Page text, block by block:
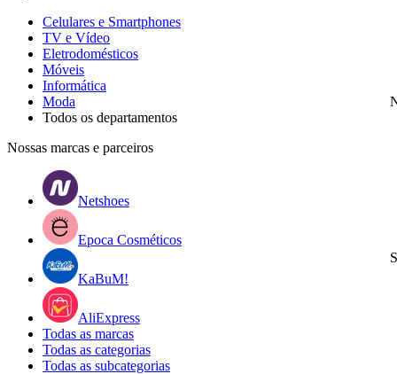
Celulares e Smartphones
TV e Vídeo
Eletrodomésticos
Móveis
Informática
Moda
Todos os departamentos
Nossas marcas e parceiros
Netshoes
Epoca Cosméticos
KaBuM!
AliExpress
Todas as marcas
Todas as categorias
Todas as subcategorias